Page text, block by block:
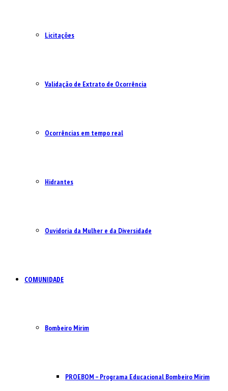
Licitações
Validação de Extrato de Ocorrência
Ocorrências em tempo real
Hidrantes
Ouvidoria da Mulher e da Diversidade
COMUNIDADE
Bombeiro Mirim
PROEBOM – Programa Educacional Bombeiro Mirim